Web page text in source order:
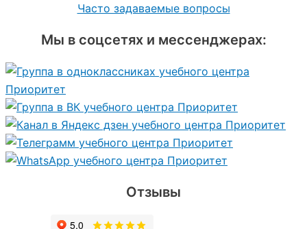
Часто задаваемые вопросы
Мы в соцсетях и мессенджерах:
Отзывы